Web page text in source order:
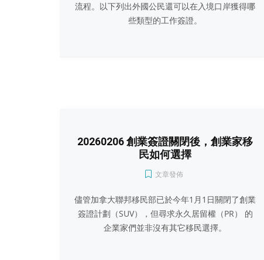
流程。以下列出外國公民還可以在入境口岸獲得哪
些類型的工作簽證。
20260206 創業簽證關閉後，創業家移
民如何選擇
文章發佈
儘管加拿大聯邦移民部已於今年1月1日關閉了創業
簽證計劃（SUV），但尋求永久居留權（PR） 的
企業家們並非沒有其它移民選擇。